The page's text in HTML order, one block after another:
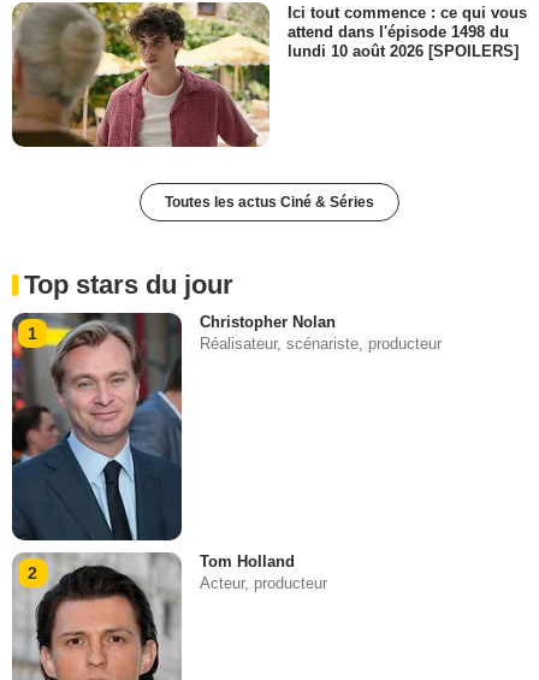
Ici tout commence : ce qui vous
attend dans l'épisode 1498 du
lundi 10 août 2026 [SPOILERS]
Toutes les actus Ciné & Séries
Top stars du jour
1
Christopher Nolan
Réalisateur, scénariste, producteur
2
Tom Holland
Acteur, producteur